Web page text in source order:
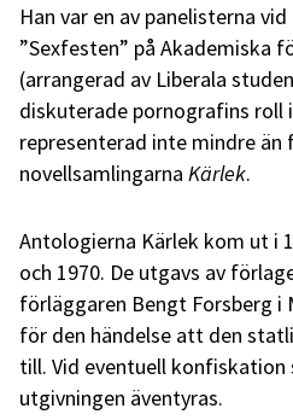
Han var en av panelisterna
”Sexfesten” på Akademiska
(arrangerad av Liberala
diskuterade pornografins roll
representerad inte mindre än
novellsamlingarna Kärlek.
Antologierna Kärlek kom ut i
och 1970. De utgavs av
förläggaren Bengt Forsberg i
för den händelse att den
till. Vid eventuell konfiskation
utgivningen äventyras.